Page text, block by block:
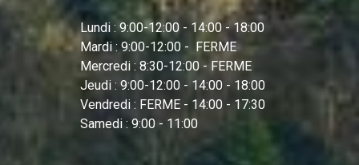
Lundi : 9:00-12:00 - 14:00 - 18:00
Mardi : 9:00-12:00 - FERME
Mercredi : 8:30-12:00 - FERME
Jeudi : 9:00-12:00 - 14:00 - 18:00
Vendredi : FERME - 14:00 - 17:30
Samedi : 9:00 - 11:00